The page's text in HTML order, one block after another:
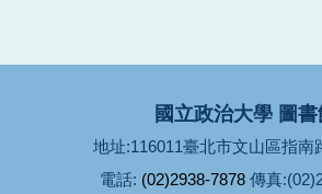
國立政治大學 圖書
地址:116011臺北市文山區指南
電話: (02)2938-7878 傳真